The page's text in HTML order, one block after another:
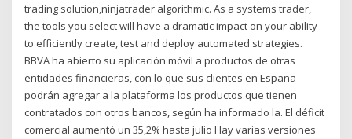
trading solution,ninjatrader algorithmic. As a systems trader,
the tools you select will have a dramatic impact on your ability
to efficiently create, test and deploy automated strategies.
BBVA ha abierto su aplicación móvil a productos de otras
entidades financieras, con lo que sus clientes en España
podrán agregar a la plataforma los productos que tienen
contratados con otros bancos, según ha informado la. El déficit
comercial aumentó un 35,2% hasta julio Hay varias versiones